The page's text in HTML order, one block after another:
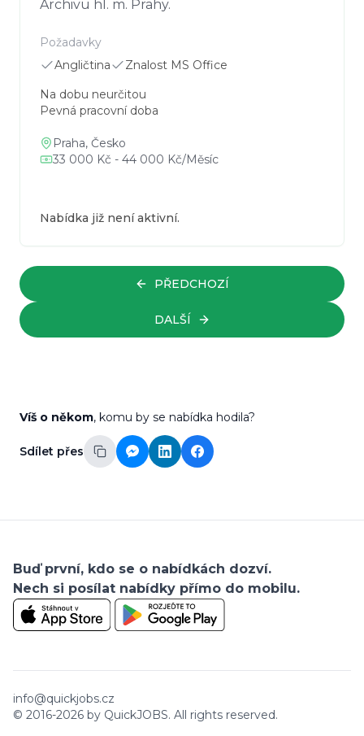
Požadavky
Angličtina
Znalost MS Office
Na dobu neurčitou
Pevná pracovní doba
Praha, Česko
33 000 Kč - 44 000 Kč/Měsíc
Nabídka již není aktivní.
PŘEDCHOZÍ
DALŠÍ
Víš o někom, komu by se nabídka hodila?
Sdílet přes
Buď první, kdo se o nabídkách dozví.
Nech si posílat nabídky přímo do mobilu.
info@quickjobs.cz
© 2016-2026 by QuickJOBS. All rights reserved.